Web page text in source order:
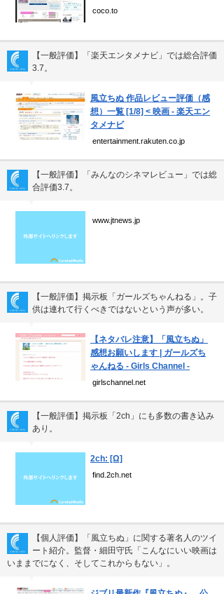
coco.to
【一般評価】「楽天エンタメナビ」では総合評価
3.7。
風立ちぬ 作品レビュー評価（感
想）一覧 [1/8] < 映画 - 楽天エン
タメナビ
entertainment.rakuten.co.jp
【一般評価】「みんなのシネマレビュー」では総
合評価3.7。
www.jtnews.jp
【一般評価】掲示板「ガールズちゃんねる」。子
供は連れて行くべきではないという声が多い。
【ネタバレ注意】「風立ちぬ」
感想お願いします | ガールズち
ゃんねる - Girls Channel -
girlschannel.net
【一般評価】掲示板「2ch」にも多数の書き込み
あり。
2ch: [Ω]
find.2ch.net
【個人評価】「風立ちぬ」に関する著名人のツイ
ート紹介。監督・細田守氏「こんなにいい映画は
いままでになく、そしてこれからもない」。